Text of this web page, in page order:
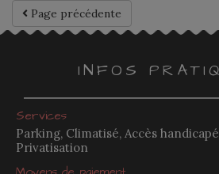
Page précédente
INFOS
Services
Parking, Climatisé, Accès
Privatisation